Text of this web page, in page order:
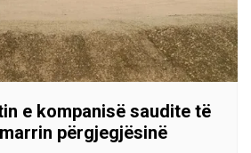
e kompanisë saudite të
përgjegjësinë